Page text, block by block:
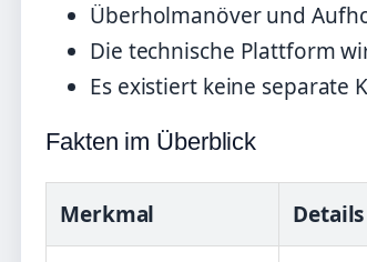
Überholmanöver und
Die technische Plattform
Es existiert keine separate
Fakten im Überblick
Merkmal Details